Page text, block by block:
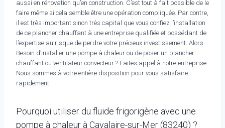
aussi en rénovation qu’en construction. C’est tout à fait possible de le
faire même si cela semble être une opération compliquée. Par contre,
il est très important sinon très capital que vous confiez l’installation
de ce plancher chauffant à une entreprise qualifiée et possédant de
l’expertise au risque de perdre votre précieux investissement. Alors
Besoin d’installer une pompe à chaleur ou de poser un plancher
chauffant ou ventilateur convecteur ? Faites appel à notre entreprise.
Nous sommes à votre entière disposition pour vous satisfaire
rapidement.
Pourquoi utiliser du fluide frigorigène avec une
pompe à chaleur à Cavalaire-sur-Mer (83240) ?